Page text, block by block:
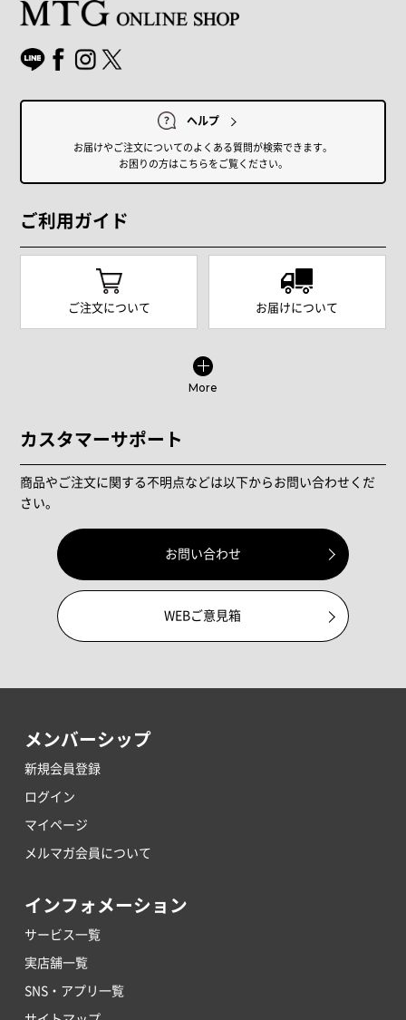
ヘルプ
お届けやご注文についてのよくある質問が検索できます。
お困りの方はこちらをご覧ください。
ご利用ガイド
ご注文について お届けについて
More
カスタマーサポート
商品やご注文に関する不明点などは以下からお問い合わせくだ
さい。
お問い合わせ
WEBご意見箱
メンバーシップ
新規会員登録
ログイン
マイページ
メルマガ会員について
インフォメーション
サービス一覧
実店舗一覧
SNS・アプリ一覧